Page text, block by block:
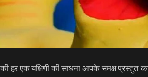
की हर एक यक्षिणी की साधना आपके समक्ष प्रस्तुत